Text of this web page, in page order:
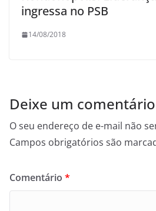
ingressa no PSB
14/08/2018
Deixe um comentário
O seu endereço de e-mail não
Campos obrigatórios são
Comentário *